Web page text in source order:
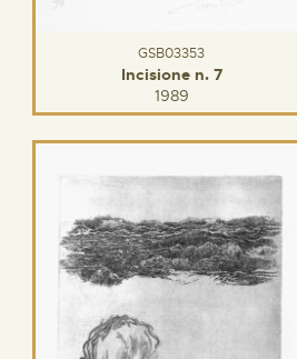
GSB03353
Incisione n. 7
1989